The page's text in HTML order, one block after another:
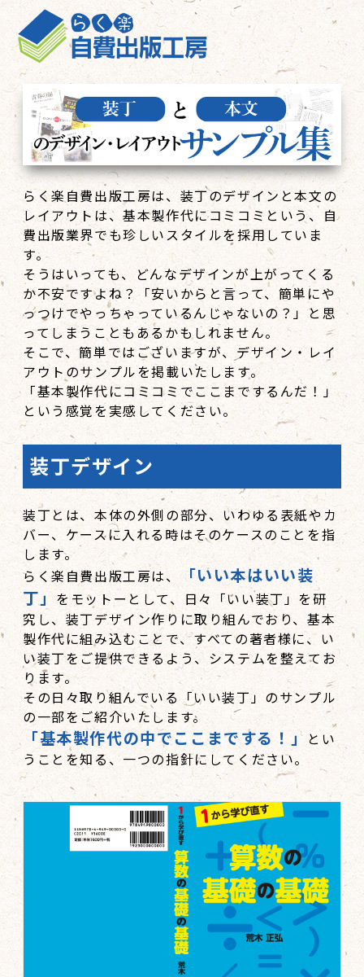
らく楽自費出版工房は、装丁のデザインと本文の
レイアウトは、基本製作代にコミコミという、自
費出版業界でも珍しいスタイルを採用していま
す。
そうはいっても、どんなデザインが上がってくる
か不安ですよね？「安いからと言って、簡単にや
っつけでやっちゃっているんじゃないの？」と思
ってしまうこともあるかもしれません。
そこで、簡単ではございますが、デザイン・レイ
アウトのサンプルを掲載いたします。
「基本製作代にコミコミでここまでするんだ！」
という感覚を実感してください。
装丁デザイン
装丁とは、本体の外側の部分、いわゆる表紙やカ
バー、ケースに入れる時はそのケースのことを指
します。
らく楽自費出版工房は、
「いい本はいい装
丁」 をモットーとして、日々「いい装丁」を研
究し、装丁デザイン作りに取り組んでおり、基本
製作代に組み込むことで、すべての著者様に、い
い装丁をご提供できるよう、システムを整えてお
ります。
その日々取り組んでいる「いい装丁」のサンプル
の一部をご紹介いたします。
「基本製作代の中でここまでする！」 とい
うことを知る、一つの指針にしてください。